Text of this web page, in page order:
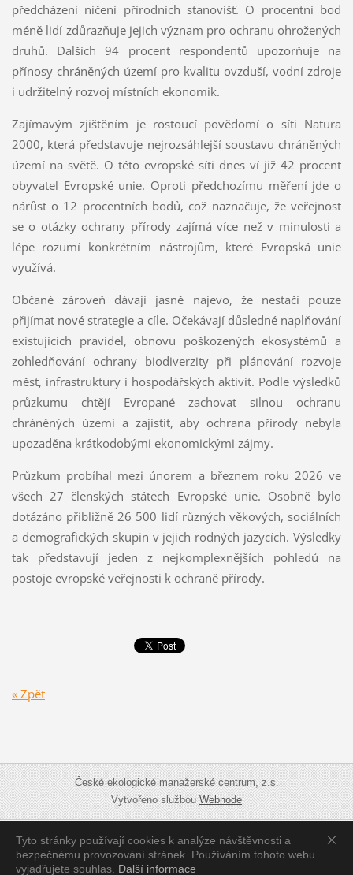
předcházení ničení přírodních stanovišť. O procentní bod
méně lidí zdůrazňuje jejich význam pro ochranu ohrožených
druhů. Dalších 94 procent respondentů upozorňuje na
přínosy chráněných území pro kvalitu ovzduší, vodní zdroje
i udržitelný rozvoj místních ekonomik.
Zajímavým zjištěním je rostoucí povědomí o síti Natura
2000, která představuje nejrozsáhlejší soustavu chráněných
území na světě. O této evropské síti dnes ví již 42 procent
obyvatel Evropské unie. Oproti předchozímu měření jde o
nárůst o 12 procentních bodů, což naznačuje, že veřejnost
se o otázky ochrany přírody zajímá více než v minulosti a
lépe rozumí konkrétním nástrojům, které Evropská unie
využívá.
Občané zároveň dávají jasně najevo, že nestačí pouze
přijímat nové strategie a cíle. Očekávají důsledné naplňování
existujících pravidel, obnovu poškozených ekosystémů a
zohledňování ochrany biodiverzity při plánování rozvoje
měst, infrastruktury i hospodářských aktivit. Podle výsledků
průzkumu chtějí Evropané zachovat silnou ochranu
chráněných území a zajistit, aby ochrana přírody nebyla
upozaděna krátkodobými ekonomickými zájmy.
Průzkum probíhal mezi únorem a březnem roku 2026 ve
všech 27 členských státech Evropské unie. Osobně bylo
dotázáno přibližně 26 500 lidí různých věkových, sociálních
a demografických skupin v jejich rodných jazycích. Výsledky
tak představují jeden z nejkomplexnějších pohledů na
postoje evropské veřejnosti k ochraně přírody.
« Zpět
Tyto stránky používají cookies k analýze návštěvnosti a
bezpečnému provozování stránek. Používáním tohoto webu
vyjadřujete souhlas. Další informace
České ekologické manažerské centrum, z.s.
Vytvořeno službouWebnode
Zobrazit:Mobilní verzi|Standardní verzi